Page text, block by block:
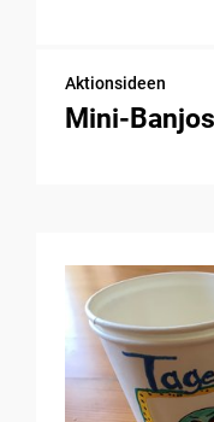
Aktionsideen
Mini-Banjos